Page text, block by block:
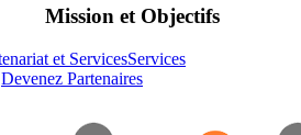
Mission et Objectifs
Services
Devenez Partenaires